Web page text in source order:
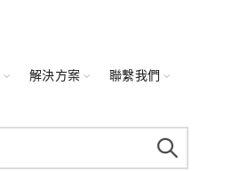
解決方案 聯繫我們